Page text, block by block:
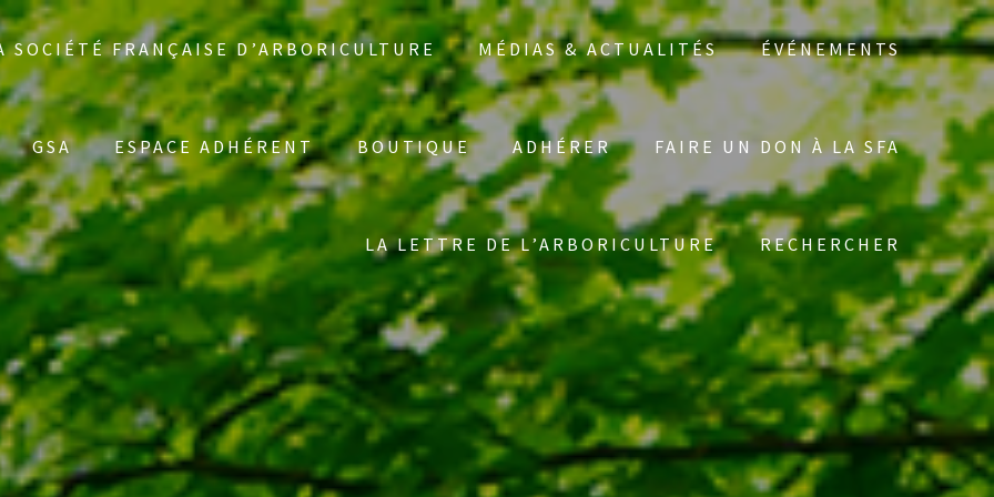
SOCIÉTÉ FRANÇAISE D’ARBORICULTURE MÉDIAS & ACTUALITÉS ÉVÉNEMENTS
GSA ESPACE ADHÉRENT BOUTIQUE ADHÉRER FAIRE UN DON À LA SFA
LA LETTRE DE L’ARBORICULTURE RECHERCHER
Search
for: